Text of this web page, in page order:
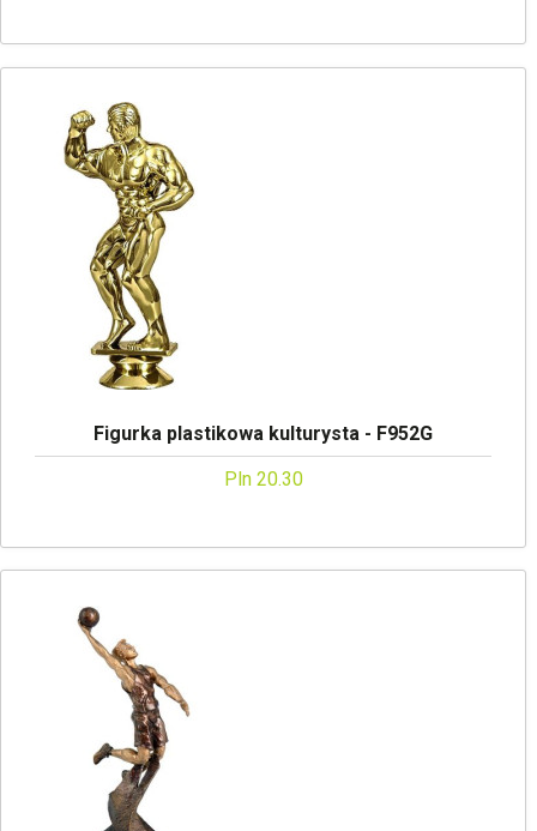
Figurka plastikowa kulturysta - F952G
Pln 20.30